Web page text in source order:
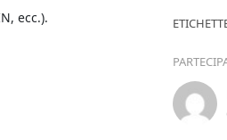
ecc.).